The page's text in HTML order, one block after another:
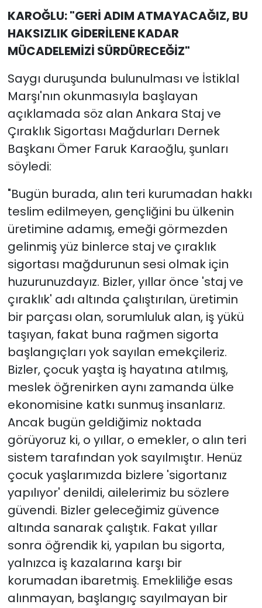
KAROĞLU: "GERİ ADIM ATMAYACAĞIZ, BU
HAKSIZLIK GİDERİLENE KADAR
MÜCADELEMİZİ SÜRDÜRECEĞİZ"
Saygı duruşunda bulunulması ve İstiklal
Marşı'nın okunmasıyla başlayan
açıklamada söz alan Ankara Staj ve
Çıraklık Sigortası Mağdurları Dernek
Başkanı Ömer Faruk Karaoğlu, şunları
söyledi:
"Bugün burada, alın teri kurumadan hakkı
teslim edilmeyen, gençliğini bu ülkenin
üretimine adamış, emeği görmezden
gelinmiş yüz binlerce staj ve çıraklık
sigortası mağdurunun sesi olmak için
huzurunuzdayız. Bizler, yıllar önce 'staj ve
çıraklık' adı altında çalıştırılan, üretimin
bir parçası olan, sorumluluk alan, iş yükü
taşıyan, fakat buna rağmen sigorta
başlangıçları yok sayılan emekçileriz.
Bizler, çocuk yaşta iş hayatına atılmış,
meslek öğrenirken aynı zamanda ülke
ekonomisine katkı sunmuş insanlarız.
Ancak bugün geldiğimiz noktada
görüyoruz ki, o yıllar, o emekler, o alın teri
sistem tarafından yok sayılmıştır. Henüz
çocuk yaşlarımızda bizlere 'sigortanız
yapılıyor' denildi, ailelerimiz bu sözlere
güvendi. Bizler geleceğimiz güvence
altında sanarak çalıştık. Fakat yıllar
sonra öğrendik ki, yapılan bu sigorta,
yalnızca iş kazalarına karşı bir
korumadan ibaretmiş. Emekliliğe esas
alınmayan, başlangıç sayılmayan bir